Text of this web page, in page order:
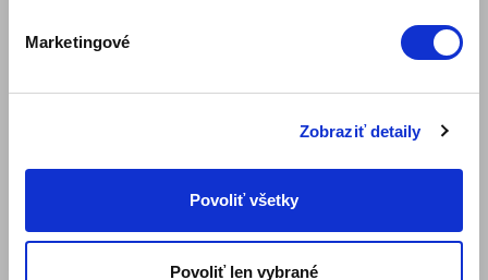
Marketingové
Zobraziť detaily
Povoliť všetky
Povoliť len vybrané
Naša misia
Kontakty pre médiá
PRAVIDLÁ A PODMIENKY
Pravidlá internetového obchodu